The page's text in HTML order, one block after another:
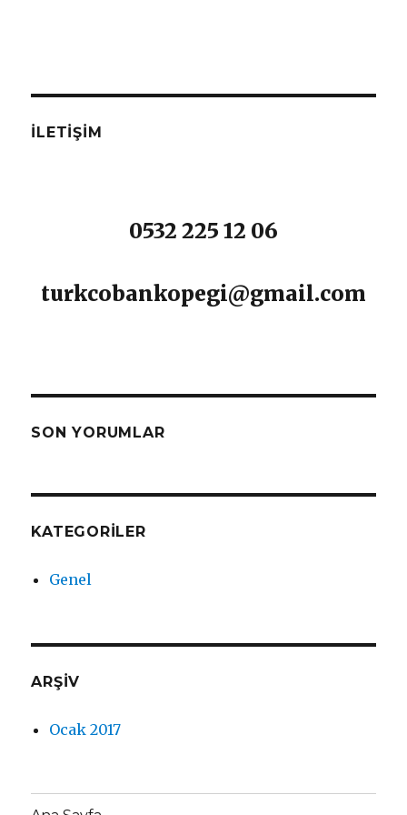
İLETIŞIM
0532 225 12 06
turkcobankopegi@gmail.com
SON YORUMLAR
KATEGORILER
Genel
ARŞIV
Ocak 2017